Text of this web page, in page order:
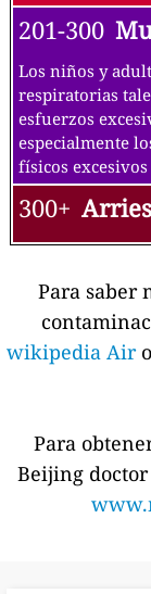
201-300
Los niños y
respiratorias
esfuerzos
especialmente
físicos
300+
Para saber
wikipedia Air o
Para
Beijing